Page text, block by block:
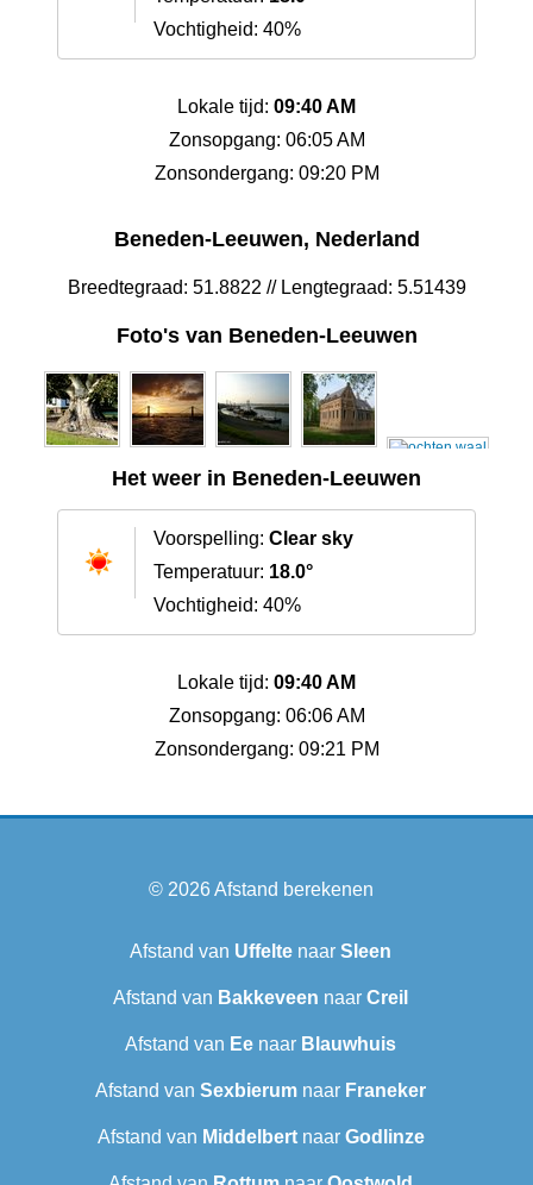
Vochtigheid: 40%
Lokale tijd: 09:40 AM
Zonsopgang: 06:05 AM
Zonsondergang: 09:20 PM
Beneden-Leeuwen, Nederland
Breedtegraad: 51.8822 // Lengtegraad: 5.51439
Foto's van Beneden-Leeuwen
Het weer in Beneden-Leeuwen
Voorspelling: Clear sky
Temperatuur: 18.0°
Vochtigheid: 40%
Lokale tijd: 09:40 AM
Zonsopgang: 06:06 AM
Zonsondergang: 09:21 PM
© 2026Afstand berekenen
Afstand van Uffelte naar Sleen
Afstand van Bakkeveen naar Creil
Afstand van Ee naar Blauwhuis
Afstand van Sexbierum‎ naar Franeker
Afstand van Middelbertnaar Godlinze